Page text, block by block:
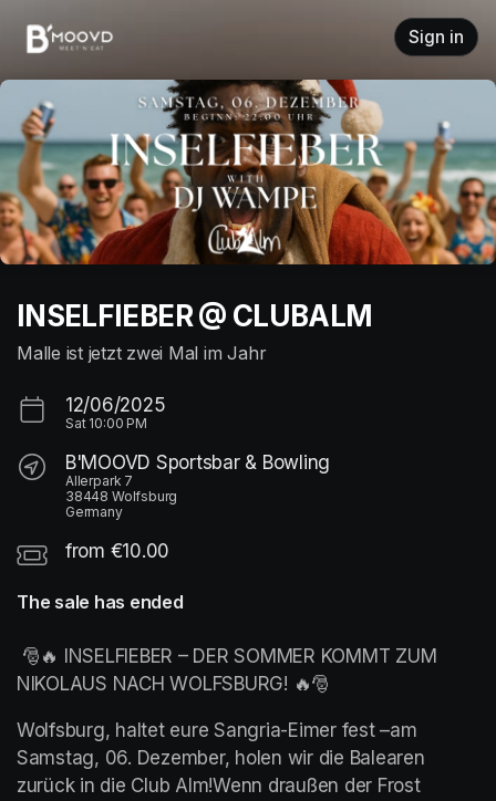
Sign in
INSELFIEBER @ CLUBALM
Malle ist jetzt zwei Mal im Jahr
12/06/2025
Sat 10:00 PM
B'MOOVD Sportsbar & Bowling
Allerpark 7
38448 Wolfsburg
Germany
from €10.00
The sale has ended
NIKOLAUS NACH WOLFSBURG! 🔥🎅
Wolfsburg, haltet eure Sangria-Eimer fest –am
Samstag, 06. Dezember, holen wir die Balearen
zurück in die Club Alm!Wenn draußen der Frost